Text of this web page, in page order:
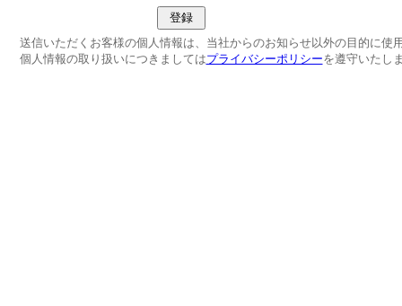
送信いただくお客様の個人情報は、当社からのお知らせ以外の目的に使
個人情報の取り扱いにつきましてはプライバシーポリシーを遵守いたし